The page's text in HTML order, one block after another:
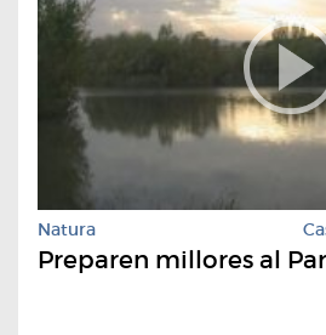
Natura
Preparen millores al